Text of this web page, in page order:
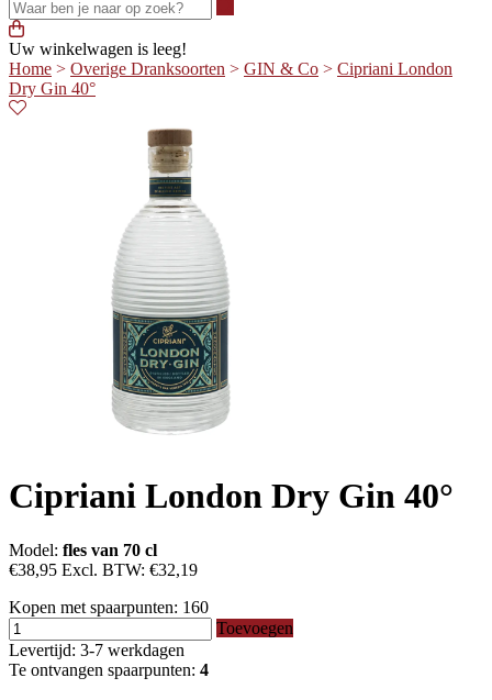
Uw winkelwagen is leeg!
Home > Overige Dranksoorten > GIN & Co > Cipriani London
Dry Gin 40°
Cipriani London Dry Gin 40°
Model: fles van 70 cl
€38,95 Excl. BTW: €32,19
Kopen met spaarpunten: 160
Toevoegen
Levertijd: 3-7 werkdagen
Te ontvangen spaarpunten: 4